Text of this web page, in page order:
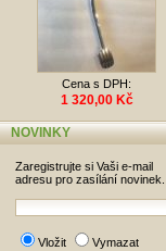
Cena s DPH:
1 320,00 Kč
NOVINKY
Zaregistrujte si Vaši e-mail
adresu pro zasílání novinek.
Vložit Vymazat